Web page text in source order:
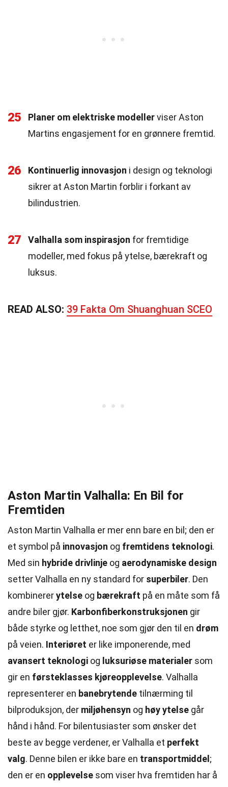
25 Planer om elektriske modellerviser Aston
Martins engasjement for en grønnere fremtid.
26 Kontinuerlig innovasjon i design og teknologi
sikrer at Aston Martin forblir i forkant av
bilindustrien.
27 Valhalla som inspirasjon for fremtidige
modeller, med fokus på ytelse, bærekraft og
luksus.
READ ALSO: 39 Fakta Om Shuanghuan SCEO
Aston Martin Valhalla: En Bil for
Fremtiden
Aston Martin Valhalla er mer enn bare en bil; den er
et symbol på innovasjon og fremtidens teknologi.
Med sin hybride drivlinje og aerodynamiske design
setter Valhalla en ny standard for superbiler. Den
kombinererytelse og bærekraft på en måte som få
andre biler gjør. Karbonfiberkonstruksjonen gir
både styrke og letthet, noe som gjør den til en drøm
på veien. Interiøret er like imponerende, med
avansert teknologi og luksuriøse materialer som
gir en førsteklasses kjøreopplevelse. Valhalla
representerer en banebrytende tilnærming til
bilproduksjon, der miljøhensyn og høy ytelse går
hånd i hånd. For bilentusiaster som ønsker det
beste av begge verdener, er Valhalla et perfekt
valg. Denne bilen er ikke bare en transportmiddel ;
den er en opplevelse som viser hva fremtiden har å